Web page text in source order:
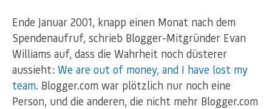
Ende Januar 2001, knapp einen Monat nach dem
Spendenaufruf, schrieb Blogger-Mitgründer Evan
Williams auf, dass die Wahrheit noch düsterer
aussieht: We are out of money, and I have lost my
team. Blogger.com war plötzlich nur noch eine
Person, und die anderen, die nicht mehr Blogger.com